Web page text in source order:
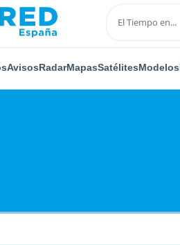
AvisosRadarMapasSatélitesModelos